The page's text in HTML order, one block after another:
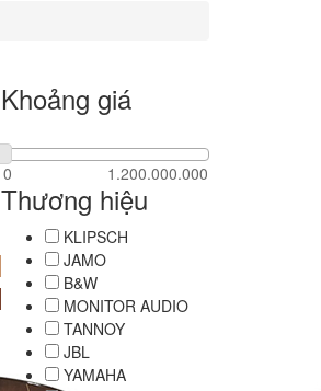
Khoảng giá
Thương hiệu
KLIPSCH
JAMO
B&W
MONITOR AUDIO
TANNOY
JBL
YAMAHA